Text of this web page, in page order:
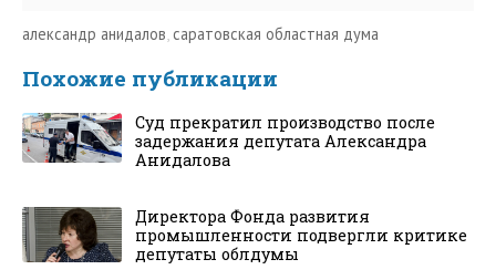
александр анидалов саратовская областная дума
Похожие публикации
Суд прекратил производство после
задержания депутата Александра
Анидалова
Директора Фонда развития
промышленности подвергли критике
депутаты облдумы